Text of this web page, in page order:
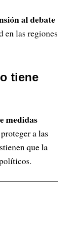
al debate
en las regiones
tiene
medidas
a las
que la